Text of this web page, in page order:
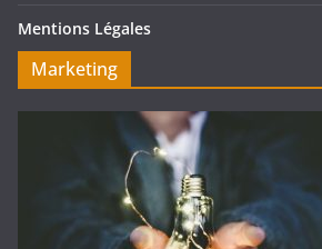
Mentions Légales
Marketing